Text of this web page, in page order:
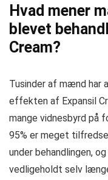
Hvad mener
blevet
Cream?
Tusinder af mænd
effekten af ​​Expansil
mange vidnesbyrd på
95% er meget
under behandlingen,
vedligeholdt selv